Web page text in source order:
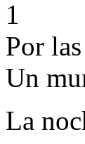
1
Por
Un
La